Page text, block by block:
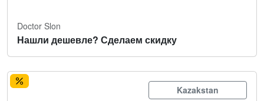
Doctor Slon
Нашли дешевле? Сделаем скидку
Kazakstan